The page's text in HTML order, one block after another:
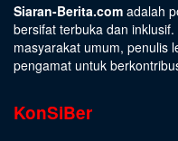
Siaran-Berita.com adalah
bersifat terbuka dan
masyarakat umum, penulis
pengamat untuk
KonSiBer